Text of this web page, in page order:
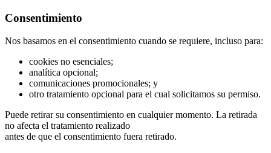
Consentimiento
Nos basamos en el consentimiento cuando se requiere, incluso para:
cookies no esenciales;
analítica opcional;
comunicaciones promocionales; y
otro tratamiento opcional para el cual solicitamos su permiso.
Puede retirar su consentimiento en cualquier momento. La retirada
no afecta el tratamiento realizado
antes de que el consentimiento fuera retirado.